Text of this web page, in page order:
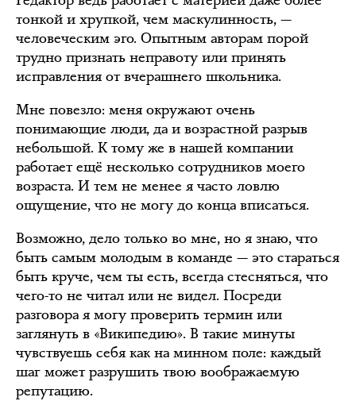
тонкой и хрупкой, чем маскулинность, —
человеческим эго. Опытным авторам порой
трудно признать неправоту или принять
исправления от вчерашнего школьника.
Мне повезло: меня окружают очень
понимающие люди, да и возрастной разрыв
небольшой. К тому же в нашей компании
работает ещё несколько сотрудников моего
возраста. И тем не менее я часто ловлю
ощущение, что не могу до конца вписаться.
Возможно, дело только во мне, но я знаю, что
быть самым молодым в команде — это стараться
быть круче, чем ты есть, всегда стесняться, что
чего-то не читал или не видел. Посреди
разговора я могу проверить термин или
заглянуть в «Википедию». В такие минуты
чувствуешь себя как на минном поле: каждый
шаг может разрушить твою воображаемую
репутацию.